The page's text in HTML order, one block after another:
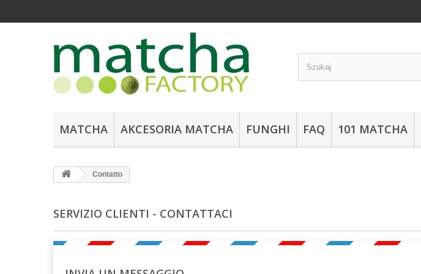
MATCHA AKCESORIA MATCHA FUNGHI FAQ 101 MATCHA
Contatto
SERVIZIO CLIENTI - CONTATTACI